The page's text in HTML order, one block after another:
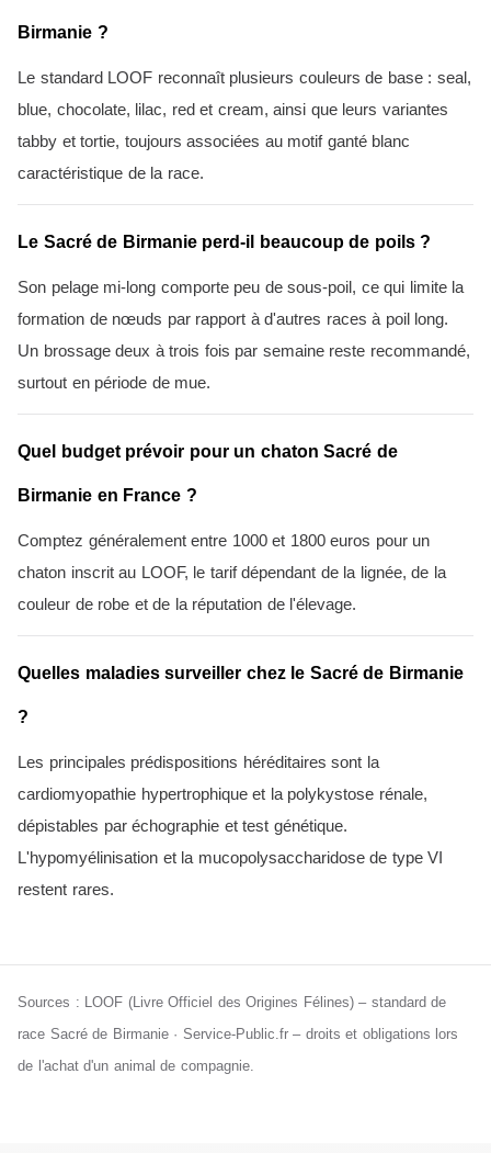
Birmanie ?
Le standard LOOF reconnaît plusieurs couleurs de base : seal,
blue, chocolate, lilac, red et cream, ainsi que leurs variantes
tabby et tortie, toujours associées au motif ganté blanc
caractéristique de la race.
Le Sacré de Birmanie perd-il beaucoup de poils ?
Son pelage mi-long comporte peu de sous-poil, ce qui limite la
formation de nœuds par rapport à d'autres races à poil long.
Un brossage deux à trois fois par semaine reste recommandé,
surtout en période de mue.
Quel budget prévoir pour un chaton Sacré de
Birmanie en France ?
Comptez généralement entre 1000 et 1800 euros pour un
chaton inscrit au LOOF, le tarif dépendant de la lignée, de la
couleur de robe et de la réputation de l'élevage.
Quelles maladies surveiller chez le Sacré de Birmanie
?
Les principales prédispositions héréditaires sont la
cardiomyopathie hypertrophique et la polykystose rénale,
dépistables par échographie et test génétique.
L'hypomyélinisation et la mucopolysaccharidose de type VI
restent rares.
Sources : LOOF (Livre Officiel des Origines Félines) – standard de
race Sacré de Birmanie · Service-Public.fr – droits et obligations lors
de l'achat d'un animal de compagnie.